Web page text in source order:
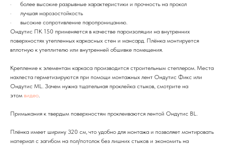
· более высокие разрывные характеристики и прочность на прокол
· лучшая морозостойкость
· высокие сопротивление паропроницанию.
Ондутис ПК 150 применяется в качестве пароизоляции на внутренних
поверхностях утепленных каркасных стен и мансард. Плёнка монтируется
вплотную к утеплителю или внутренней обшивке помещения.
Крепление к элементам каркаса производится строительным степлером. Места
нахлеста герметизируются при помощи монтажных лент Ондутис Фикс или
Ондутис МL. Зачем нужна тщательная проклейка стыков, смотрите на
этом видео.
Примыкания к твердым поверхностям проклеиваются лентой Ондутис BL.
Плёнка имеет ширину 320 см, что удобно для монтажа и позволяет монтировать
материал с загибом на пол/потолок без лишних стыков и экономить на